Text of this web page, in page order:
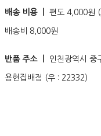
배송 비용 ㅣ 편도 4,000원
배송비 8,000원
반품 주소 ㅣ 인천광역시 중
용현집배점 (우 : 22332)